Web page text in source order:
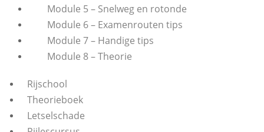
Module 5 – Snelweg en rotonde
Module 6 – Examenrouten tips
Module 7 – Handige tips
Module 8 – Theorie
Rijschool
Theorieboek
Letselschade